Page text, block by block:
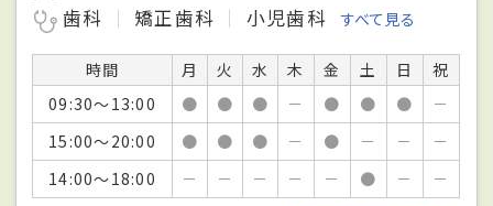
歯科
矯正歯科 小児歯科 すべて見る
時間 月 火 水 木 金 土 日
祝
09:30～13:00
● ● ● － ● ● ●
－
15:00～20:00
● ● ● － ● － －
－
14:00～18:00
－ － － － － ● －
－